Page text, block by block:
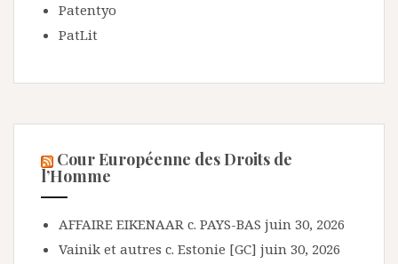
Patentyo
PatLit
Cour Européenne des Droits de
l’Homme
AFFAIRE EIKENAAR c. PAYS-BAS juin 30, 2026
Vainik et autres c. Estonie [GC] juin 30, 2026